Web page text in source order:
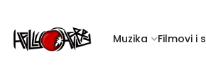
Muzika Filmovi i